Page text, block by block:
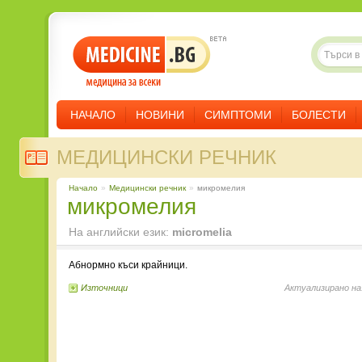
НАЧАЛО НОВИНИ СИМПТОМИ БОЛЕСТИ
МЕДИЦИНСКИ РЕЧНИК
Начало » Медицински речник » микромелия
микромелия
На английски език: micromelia
Абнормно къси крайници.
Източници Актуализирано